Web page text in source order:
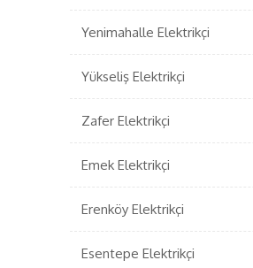
Yenimahalle Elektrikçi
Yükseliş Elektrikçi
Zafer Elektrikçi
Emek Elektrikçi
Erenköy Elektrikçi
Esentepe Elektrikçi